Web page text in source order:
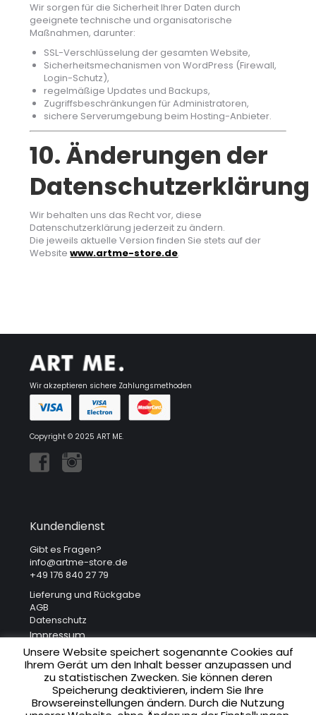
Wir sorgen für die Sicherheit Ihrer Daten durch
geeignete technische und organisatorische
Maßnahmen, darunter:
SSL-Verschlüsselung der gesamten Website,
Sicherheitsmechanismen von WordPress (Firewall,
Login-Schutz),
regelmäßige Updates und Backups,
Zugriffsbeschränkungen für Administratoren,
sichere Serverumgebung beim Hosting-Anbieter.
10. Änderungen der
Datenschutzerklärung
Wir behalten uns das Recht vor, diese
Datenschutzerklärung jederzeit zu ändern.
Die jeweils aktuelle Version finden Sie stets auf der
Websitewww.artme-store.de.
Wir akzeptieren sichere Zahlungsmethoden
Copyright © 2025 ART ME.
Kundendienst
Gibt es Fragen?
info@artme-store.de
+49 176 840 27 79
Lieferung und Rückgabe
AGB
Datenschutz
Impressum
Unsere Adresse
ART ME. Art Gallery
Krakowska 41
Unsere Website speichert sogenannte Cookies auf
Ihrem Gerät um den Inhalt besser anzupassen und
zu statistischen Zwecken. Sie können deren
Speicherung deaktivieren, indem Sie Ihre
Browsereinstellungen ändern. Durch die Nutzung